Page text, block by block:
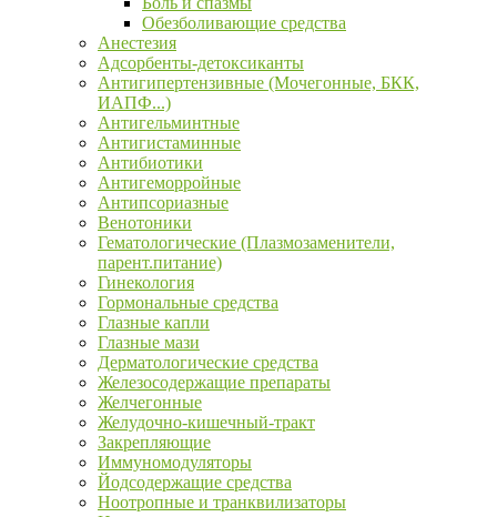
Обезболивающие средства
Анестезия
Адсорбенты-детоксиканты
Антигипертензивные (Мочегонные, БКК,
ИАПФ...)
Антигельминтные
Антигистаминные
Антибиотики
Антигеморройные
Антипсориазные
Венотоники
Гематологические (Плазмозаменители,
парент.питание)
Гинекология
Гормональные средства
Глазные капли
Глазные мази
Дерматологические средства
Железосодержащие препараты
Желчегонные
Желудочно-кишечный-тракт
Закрепляющие
Иммуномодуляторы
Йодсодержащие средства
Ноотропные и транквилизаторы